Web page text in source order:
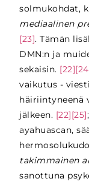
solmukohdat,
mediaalinen
[23]. Tämän
DMN:n ja
sekaisin.
vaikutus -
häiriintyneenä
jälkeen. [22][25]
ayahuascan,
takimmainen
sanottuna